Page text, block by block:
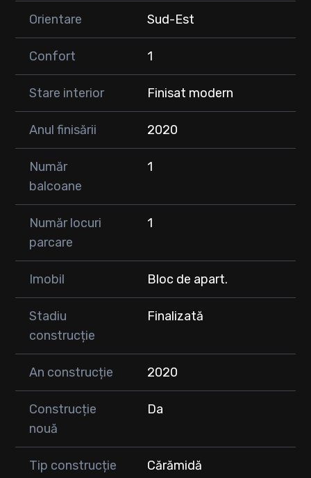
Orientare Sud-Est
Confort 1
Stare interior Finisat modern
Anul finisării 2020
Număr
balcoane
1
Număr locuri
parcare
1
Imobil Bloc de apart.
Stadiu
construcție
Finalizată
An construcție 2020
Construcție
nouă
Da
Tip construcție Cărămidă